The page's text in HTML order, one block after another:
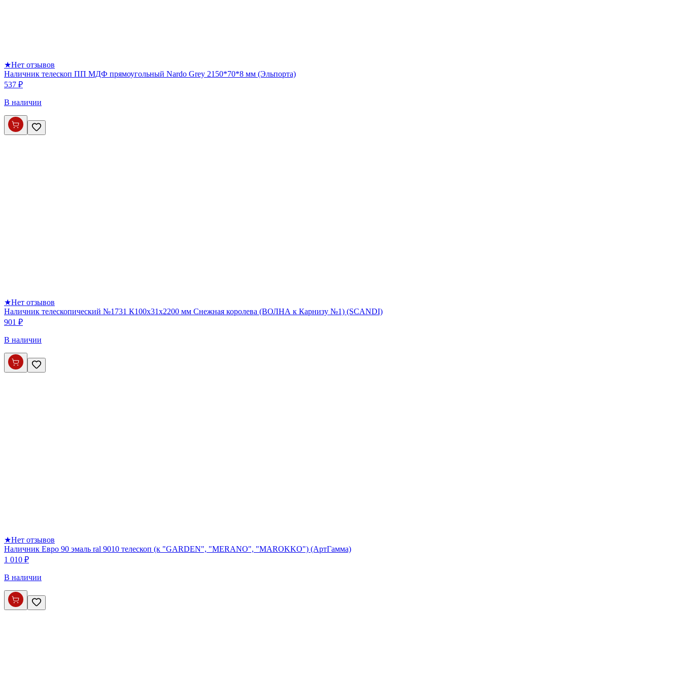
★Нет отзывов
Наличник телескоп ПП МДФ прямоугольный Nardo Grey 2150*70*8 мм (Эльпорта)
537 ₽
В наличии
★Нет отзывов
Наличник телескопический №1731 К100х31х2200 мм Снежная королева (ВОЛНА к Карнизу №1) (SCANDI)
901 ₽
В наличии
★Нет отзывов
Наличник Евро 90 эмаль ral 9010 телескоп (к "GARDEN", "MERANO", "MAROKKO") (АртГамма)
1 010 ₽
В наличии